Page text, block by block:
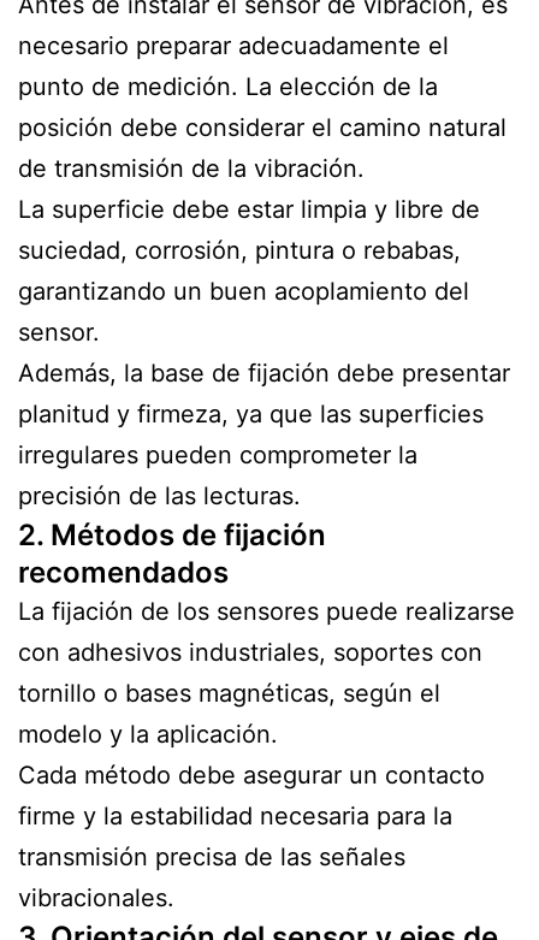
necesario preparar adecuadamente el
punto de medición. La elección de la
posición debe considerar el camino natural
de transmisión de la vibración.
La superficie debe estar limpia y libre de
suciedad, corrosión, pintura o rebabas,
garantizando un buen acoplamiento del
sensor.
Además, la base de fijación debe presentar
planitud y firmeza, ya que las superficies
irregulares pueden comprometer la
precisión de las lecturas.
2. Métodos de fijación
recomendados
La fijación de los sensores puede realizarse
con adhesivos industriales, soportes con
tornillo o bases magnéticas, según el
modelo y la aplicación.
Cada método debe asegurar un contacto
firme y la estabilidad necesaria para la
transmisión precisa de las señales
vibracionales.